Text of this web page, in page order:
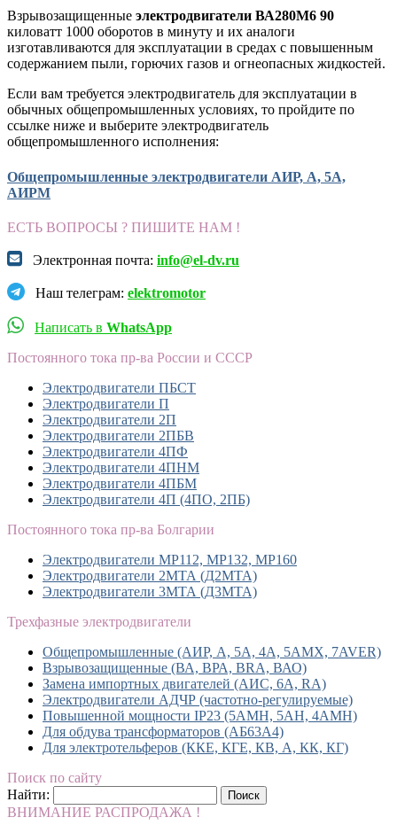
Взрывозащищенные электродвигатели ВА280М6 90
киловатт 1000 оборотов в минуту и их аналоги
изготавливаются для эксплуатации в средах с повышенным
содержанием пыли, горючих газов и огнеопасных жидкостей.
Если вам требуется электродвигатель для эксплуатации в
обычных общепромышленных условиях, то пройдите по
ссылке ниже и выберите электродвигатель
общепромышленного исполнения:
Общепромышленные электродвигатели АИР, А, 5А,
АИРМ
ЕСТЬ ВОПРОСЫ ? ПИШИТЕ НАМ !
Электронная почта: info@el-dv.ru
Наш телеграм: elektromotor
Написать в WhatsApp
Постоянного тока пр-ва России и СССР
Электродвигатели ПБСТ
Электродвигатели П
Электродвигатели 2П
Электродвигатели 2ПБВ
Электродвигатели 4ПФ
Электродвигатели 4ПНМ
Электродвигатели 4ПБМ
Электродвигатели 4П (4ПО, 2ПБ)
Постоянного тока пр-ва Болгарии
Электродвигатели MP112, МР132, MP160
Электродвигатели 2МТА (Д2МТА)
Электродвигатели 3МТА (Д3МТА)
Трехфазные электродвигатели
Общепромышленные (АИР, А, 5А, 4А, 5АМХ, 7AVER)
Взрывозащищенные (ВА, ВРА, BRA, ВАО)
Замена импортных двигателей (АИС, 6А, RA)
Электродвигатели АДЧР (частотно-регулируемые)
Повышенной мощности IP23 (5АМН, 5АН, 4АМН)
Для обдува трансформаторов (АБ63А4)
Для электротельферов (ККЕ, КГЕ, КВ, А, КК, КГ)
Поиск по сайту
Найти:
ВНИМАНИЕ РАСПРОДАЖА !